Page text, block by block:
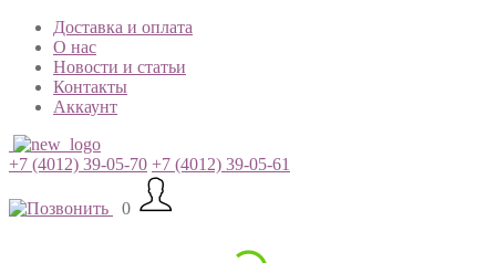
Доставка и оплата
О нас
Новости и статьи
Контакты
Аккаунт
+7 (4012) 39-05-70 +7 (4012) 39-05-61
0